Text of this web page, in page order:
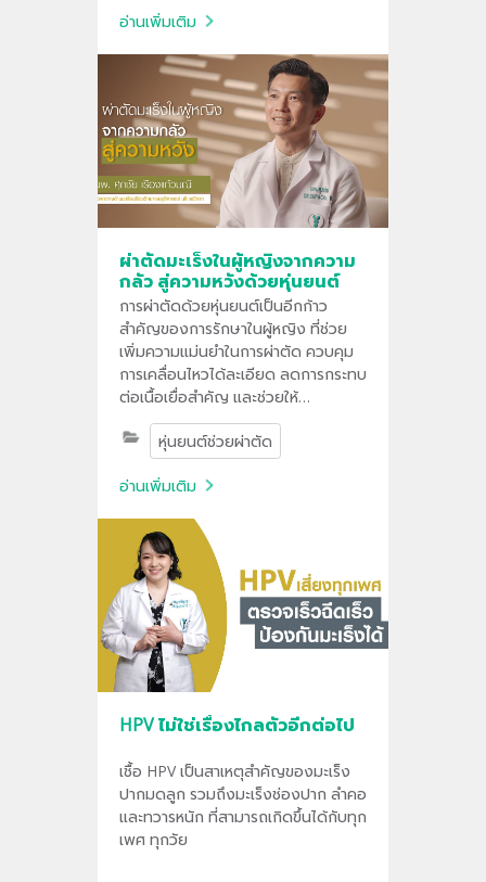
อ่านเพิ่มเติม
ผ่าตัดมะเร็งในผู้หญิงจากความ
กลัว สู่ความหวังด้วยหุ่นยนต์
การผ่าตัดด้วยหุ่นยนต์เป็นอีกก้าว
สำคัญของการรักษาในผู้หญิง ที่ช่วย
เพิ่มความแม่นยำในการผ่าตัด ควบคุม
การเคลื่อนไหวได้ละเอียด ลดการกระทบ
ต่อเนื้อเยื่อสำคัญ และช่วยให้
ศัลยแพทย์ทำงานในบริเวณที่ซับซ้อนได้
อย่างมีประสิทธิภาพ
หุ่นยนต์ช่วยผ่าตัด
อ่านเพิ่มเติม
HPV ไม่ใช่เรื่องไกลตัวอีกต่อไป
เชื้อ HPV เป็นสาเหตุสำคัญของมะเร็ง
ปากมดลูก รวมถึงมะเร็งช่องปาก ลำคอ
และทวารหนัก ที่สามารถเกิดขึ้นได้กับทุก
เพศ ทุกวัย